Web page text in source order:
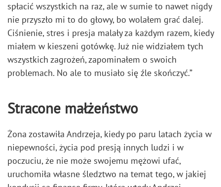
spłacić wszystkich na raz, ale w sumie to nawet nigdy
nie przyszło mi to do głowy, bo wolałem grać dalej.
Ciśnienie, stres i presja malały za każdym razem, kiedy
miałem w kieszeni gotówkę. Już nie widziałem tych
wszystkich zagrożeń, zapominałem o swoich
problemach. No ale to musiało się źle skończyć.”
Stracone małżeństwo
Żona zostawiła Andrzeja, kiedy po paru latach życia w
niepewności, życia pod presją innych ludzi i w
poczuciu, że nie może swojemu mężowi ufać,
uruchomiła własne śledztwo na temat tego, w jakiej